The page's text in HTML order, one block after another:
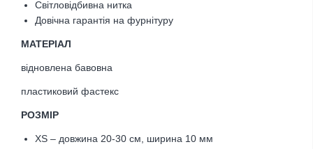
Світловідбивна нитка
Довічна гарантія на фурнітуру
МАТЕРІАЛ
відновлена бавовна
пластиковий фастекс
РОЗМІР
XS – довжина 20-30 см, ширина 10 мм